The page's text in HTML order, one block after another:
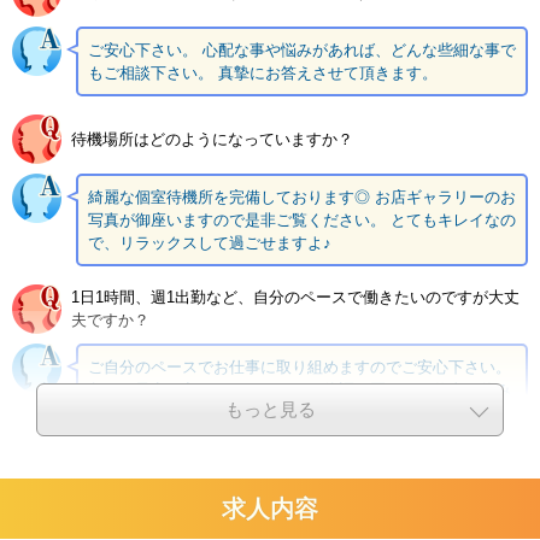
「どんなお店なのか見てみたい。」
「まずは話だけ聞いてみたい。」
そんなお問い合わせも大歓迎です。
働きやすさ・集客力・稼ぎやすさ。
ドリームグループならではの環境を、ぜひ一度ご自身でお確かめくださ
ご安心下さい。 心配な事や悩みがあれば、どんな些細な事で
もご相談下さい。 真摯にお答えさせて頂きます。
待機場所はどのようになっていますか？
綺麗な個室待機所を完備しております◎ お店ギャラリーのお
写真が御座いますので是非ご覧ください。 とてもキレイなの
で、リラックスして過ごせますよ♪
1日1時間、週1出勤など、自分のペースで働きたいのですが大丈
夫ですか？
ご自分のペースでお仕事に取り組めますのでご安心下さい。
急なご予定が入ってしまったり、体調が悪くてお仕事お休み
をされたい場合でもお気軽にご相談下さいね。
もっと見る
求人内容